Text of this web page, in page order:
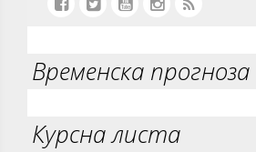
Временска прогноза
Курсна листа